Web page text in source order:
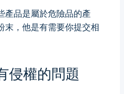
產品是屬於危險品的產
末，他是有需要你提交相
侵權的問題